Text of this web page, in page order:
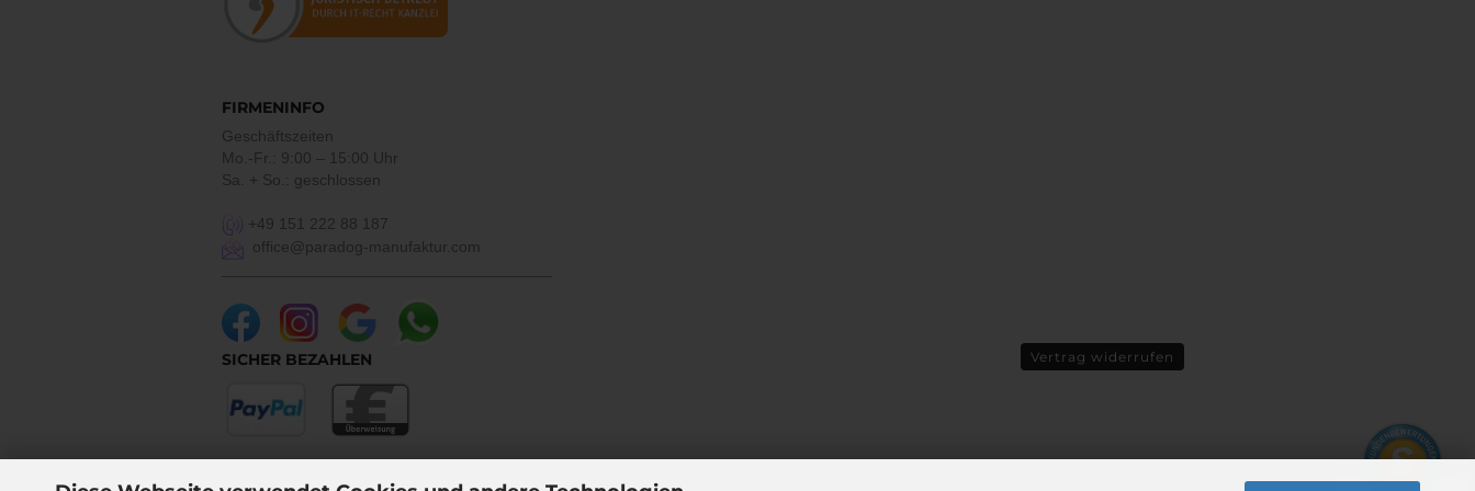
FIRMENINFO
Geschäftszeiten
Mo.-Fr.: 9:00 – 15:00 Uhr
Sa. + So.: geschlossen
+49 151 222 88 187
office@paradog-manufaktur.com
SICHER BEZAHLEN Vertrag widerrufen